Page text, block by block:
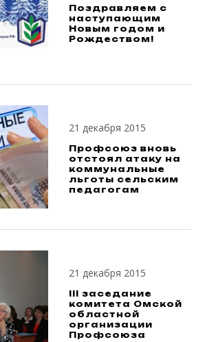
Поздравляем с
наступающим
Новым годом и
Рождеством!
21 декабря 2015
Профсоюз вновь
отстоял атаку на
коммунальные
льготы сельским
педагогам
21 декабря 2015
III заседание
комитета Омской
областной
организации
Профсоюза